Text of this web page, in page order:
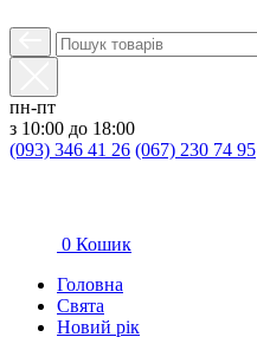
пн-пт
з 10:00 до 18:00
(093) 346 41 26 (067) 230 74 95
0 Кошик
Головна
Свята
Новий рік